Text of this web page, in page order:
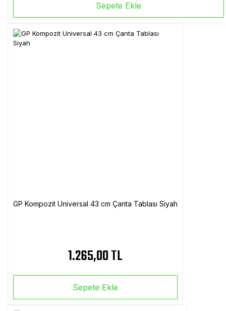
Sepete Ekle
GP Kompozit Universal 43 cm Çanta Tablası Siyah
1.265,00 TL
Sepete Ekle